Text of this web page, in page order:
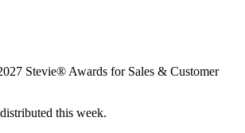
Stevie® Awards for Sales & Customer
this week.